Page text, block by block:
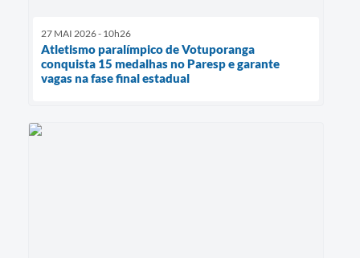
27 MAI 2026 - 10h26
Atletismo paralímpico de Votuporanga
conquista 15 medalhas no Paresp e garante
vagas na fase final estadual